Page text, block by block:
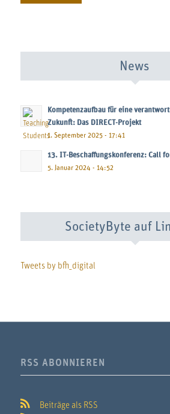
News
Kompetenzaufbau für eine
Zukunft: Das DIRECT-Projekt
1. September 2025 - 17:41
13. IT-Beschaffungskonferenz: Call
5. Januar 2024 - 14:52
SocietyByte auf
Tweets by bfh_digital
RSS ABONNIEREN
Beiträge als RSS